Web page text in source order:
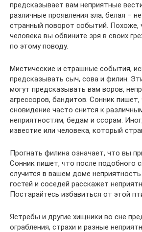
предсказывает вам неприятные
различные проявления зла, белая –
странный поворот событий. Похоже,
человека вы обвините зря в своих
по этому поводу.
Мистические и страшные события,
предсказывать сыч, сова и филин.
могут предсказывать вам воров,
агрессоров, бандитов. Сонник
сновидение часто снится к
неприятностям, бедам и ссорам.
известие или человека, который
Прогнать филина означает, что вы
Сонник пишет, что после подобного
случится в вашем доме
гостей и соседей расскажет
Постарайтесь избавиться от этой
Ястребы и другие хищники во сне
ограбления, страхи и разные